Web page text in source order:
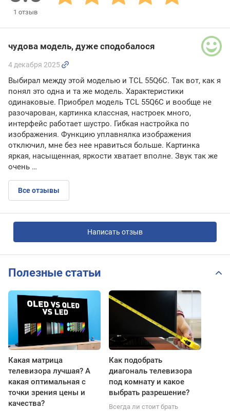
1 отзыв
чудова модель, дуже сподобалося
4 декабря 2025
Выбирал между этой моделью и TCL 55Q6C. Так вот, как я
понял это одна и та же модель. Характеристики
одинаковые. Приобрел модель TCL 55Q6C и вообще не
разочарован, картинка классная, настроек много,
интерфейс работает шустро. Гибкая настройка по
изображения. Функцию уплавнялка изображения
отключил, мне без нее нравиться больше. Картинка
яркая, насыщенная, яркости хватает вполне. Звук так же
очень …
Все отзывы
Написать отзыв
Полезные статьи
Какая матрица
телевизора лучшая? А
какая оптимальная с
точки зрения цены и
качества?
Как подобрать
диагональ телевизора
под комнату и какое
выбрать разрешение?
Всегда ли стоит брать